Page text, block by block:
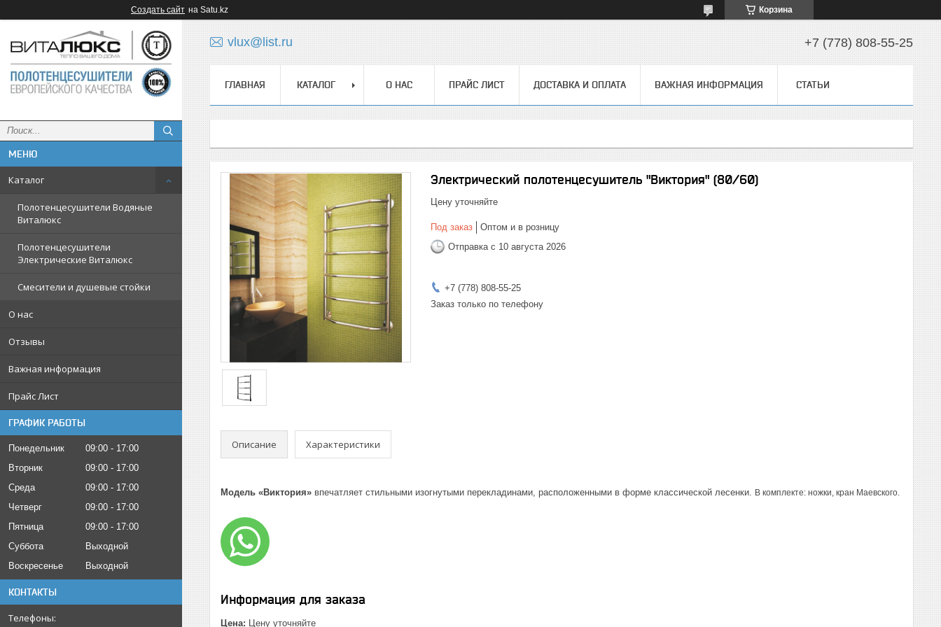
Создать сайт на Satu.kz Корзина
Каталог
Полотенцесушители Водяные
Виталюкс
Полотенцесушители
Электрические Виталюкс
Смесители и душевые стойки
О нас
Отзывы
Важная информация
Прайс Лист
ГРАФИК РАБОТЫ
Понедельник 09:00
17:00
Вторник
09:00
17:00
Среда
09:00
17:00
Четверг
09:00
17:00
Пятница
09:00
17:00
Суббота
Выходной
Воскресенье
Выходной
КОНТАКТЫ
vlux@list.ru +7 (778) 808-55-25
ГЛАВНАЯ КАТАЛОГ О НАС ПРАЙС ЛИСТ ДОСТАВКА И ОПЛАТА ВАЖНАЯ ИНФОРМАЦИЯ СТАТЬИ
Электрический полотенцесушитель "Виктория" (80/60)
Цену уточняйте
Под заказ
Оптом и в розницу
Отправка с 10 августа 2026
+7 (778) 808-55-25
Заказ только по телефону
Описание Характеристики
Модель «Виктория» впечатляет стильными изогнутыми перекладинами, расположенными в форме классической лесенки. В комплекте: ножки, кран Маевского.
Информация для заказа
Цена: Цену уточняйте